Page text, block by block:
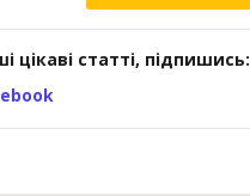
цікаві статті, підпишись: